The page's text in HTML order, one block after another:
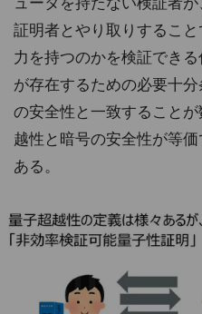
証明者とやり取りするこ
力を持つのかを検証でき
が存在するための必要十
の安全性と一致すること
越性と暗号の安全性が等
ある。